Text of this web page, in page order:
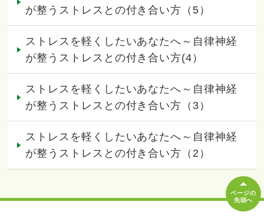
が整うストレスとの付き合い方（5）
ストレスを軽くしたいあなたへ～自律神経
が整うストレスとの付き合い方(4）
ストレスを軽くしたいあなたへ～自律神経
が整うストレスとの付き合い方（3）
ストレスを軽くしたいあなたへ～自律神経
が整うストレスとの付き合い方（2）
ページの
先頭へ